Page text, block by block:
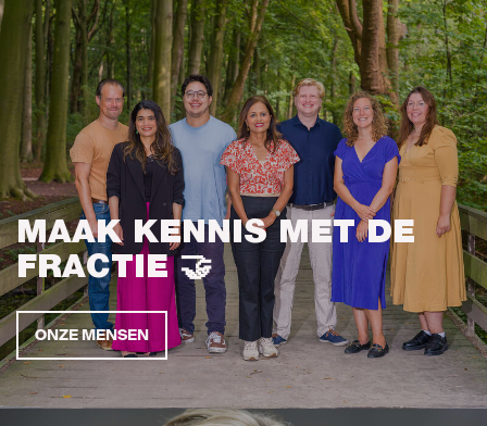
MAAK KENNIS MET DE
FRACTIE 🤝
ONZE MENSEN
KOM IN ACTIE
Onze afdeling
Onze mensen
Het laatste nieuws
Agenda
Vacatures
Naar de landelijke website (GroenLinks.nl)